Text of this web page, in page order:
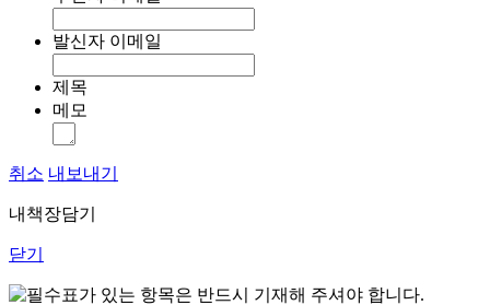
발신자 이메일
제목
메모
취소 내보내기
내책장담기
닫기
표가 있는 항목은 반드시 기재해 주셔야 합니다.